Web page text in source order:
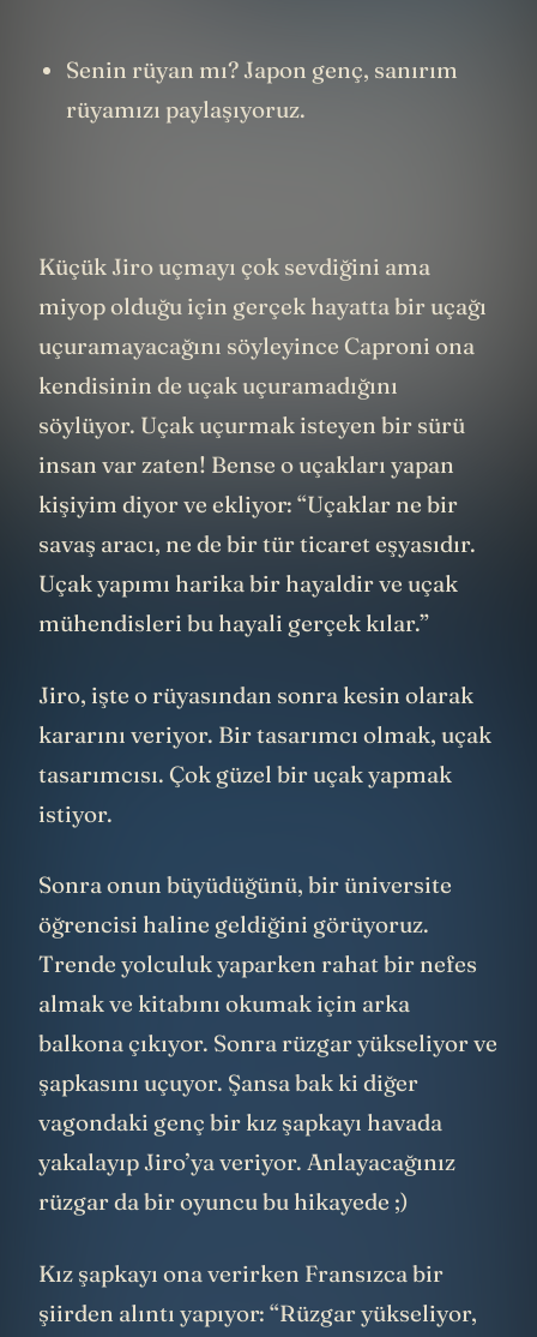
Senin rüyan mı? Japon genç, sanırım
rüyamızı paylaşıyoruz.
Küçük Jiro uçmayı çok sevdiğini ama
miyop olduğu için gerçek hayatta bir uçağı
uçuramayacağını söyleyince Caproni ona
kendisinin de uçak uçuramadığını
söylüyor. Uçak uçurmak isteyen bir sürü
insan var zaten! Bense o uçakları yapan
kişiyim diyor ve ekliyor: “Uçaklar ne bir
savaş aracı, ne de bir tür ticaret eşyasıdır.
Uçak yapımı harika bir hayaldir ve uçak
mühendisleri bu hayali gerçek kılar.”
Jiro, işte o rüyasından sonra kesin olarak
kararını veriyor. Bir tasarımcı olmak, uçak
tasarımcısı. Çok güzel bir uçak yapmak
istiyor.
Sonra onun büyüdüğünü, bir üniversite
öğrencisi haline geldiğini görüyoruz.
Trende yolculuk yaparken rahat bir nefes
almak ve kitabını okumak için arka
balkona çıkıyor. Sonra rüzgar yükseliyor ve
şapkasını uçuyor. Şansa bak ki diğer
vagondaki genç bir kız şapkayı havada
yakalayıp Jiro’ya veriyor. Anlayacağınız
rüzgar da bir oyuncu bu hikayede ;)
Kız şapkayı ona verirken Fransızca bir
şiirden alıntı yapıyor: “Rüzgar yükseliyor,